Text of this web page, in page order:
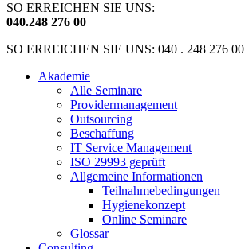
SO ERREICHEN SIE UNS:
040.248 276 00
SO ERREICHEN SIE UNS: 040 . 248 276 00
Akademie
Alle Seminare
Providermanagement
Outsourcing
Beschaffung
IT Service Management
ISO 29993 geprüft
Allgemeine Informationen
Teilnahmebedingungen
Hygienekonzept
Online Seminare
Glossar